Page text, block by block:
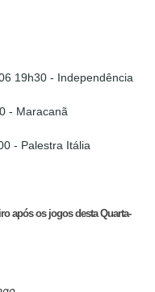
19h30 - Independência
- Maracanã
- Palestra Itália
após os jogos desta Quarta-